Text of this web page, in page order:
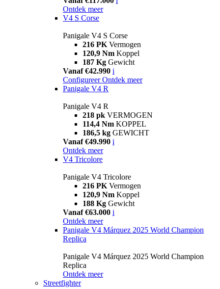
Ontdek meer
V4 S Corse
Panigale V4 S Corse
216 PK Vermogen
120,9 Nm Koppel
187 Kg Gewicht
Vanaf €42.990 i
Configureer Ontdek meer
Panigale V4 R
Panigale V4 R
218 pk VERMOGEN
114,4 Nm KOPPEL
186,5 kg GEWICHT
Vanaf €49.990 i
Ontdek meer
V4 Tricolore
Panigale V4 Tricolore
216 PK Vermogen
120,9 Nm Koppel
188 Kg Gewicht
Vanaf €63.000 i
Ontdek meer
Panigale V4 Márquez 2025 World Champion
Replica
Panigale V4 Márquez 2025 World Champion
Replica
Ontdek meer
Streetfighter